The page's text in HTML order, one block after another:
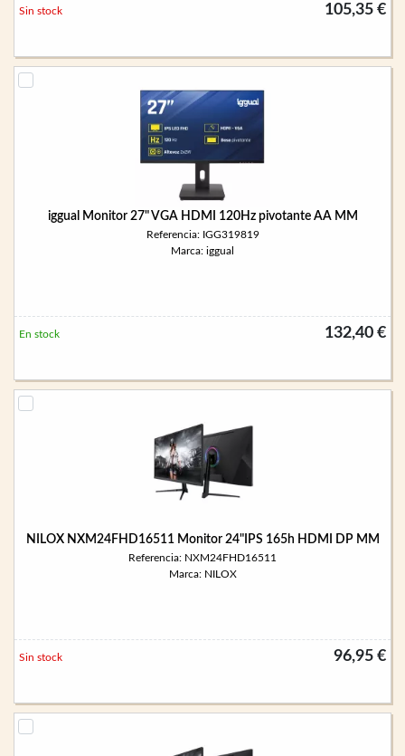
105,35 €
Sin stock
iggual Monitor 27" VGA HDMI 120Hz pivotante AA MM
Referencia: IGG319819
Marca: iggual
132,40 €
En stock
NILOX NXM24FHD16511 Monitor 24"IPS 165h HDMI DP MM
Referencia: NXM24FHD16511
Marca: NILOX
96,95 €
Sin stock